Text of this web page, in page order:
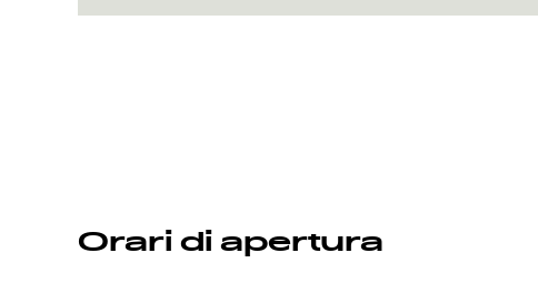
Orari di apertura